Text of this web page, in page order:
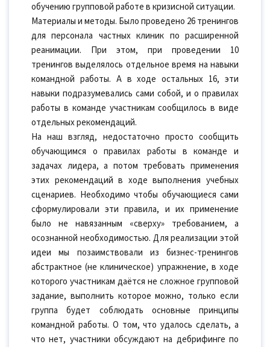
обучению групповой работе в кризисной ситуации.
Материалы и методы. Было проведено 26 тренингов
для персонала частных клиник по расширенной
реанимации. При этом, при проведении 10
тренингов выделялось отдельное время на навыки
командной работы. А в ходе остальных 16, эти
навыки подразумевались сами собой, и о правилах
работы в команде участникам сообщилось в виде
отдельных рекомендаций.
На наш взгляд, недостаточно просто сообщить
обучающимся о правилах работы в команде и
задачах лидера, а потом требовать применения
этих рекомендаций в ходе выполнения учебных
сценариев. Необходимо чтобы обучающиеся сами
сформулировали эти правила, и их применение
было не навязанным «сверху» требованием, а
осознанной необходимостью. Для реализации этой
идеи мы позаимствовали из бизнес-тренингов
абстрактное (не клиническое) упражнение, в ходе
которого участникам даётся не сложное групповой
задание, выполнить которое можно, только если
группа будет соблюдать основные принципы
командной работы. О том, что удалось сделать, а
что нет, участники обсуждают на дебрифинге по